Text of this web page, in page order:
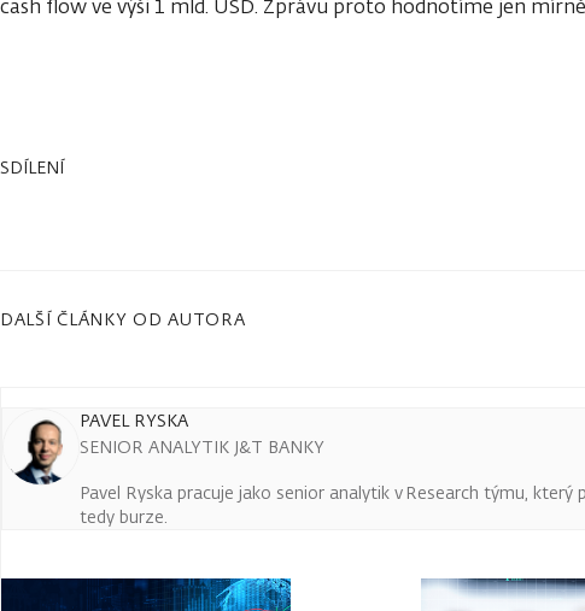
cash flow ve výši 1 mld. USD. Zprávu proto hodnotíme jen
SDÍLENÍ
DALŠÍ ČLÁNKY OD AUTORA
PAVEL RYSKA
SENIOR ANALYTIK J&T BANKY
Pavel Ryska pracuje jako senior analytik v Research týmu,
tedy burze.